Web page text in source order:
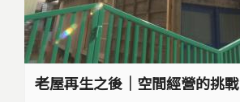
老屋再生之後｜空間經營的挑戰